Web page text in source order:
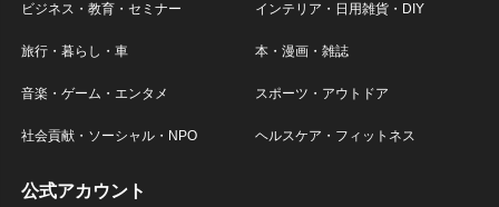
ビジネス・教育・セミナー インテリア・日用雑貨・DIY
旅行・暮らし・車 本・漫画・雑誌
音楽・ゲーム・エンタメ スポーツ・アウトドア
社会貢献・ソーシャル・NPO ヘルスケア・フィットネス
公式アカウント